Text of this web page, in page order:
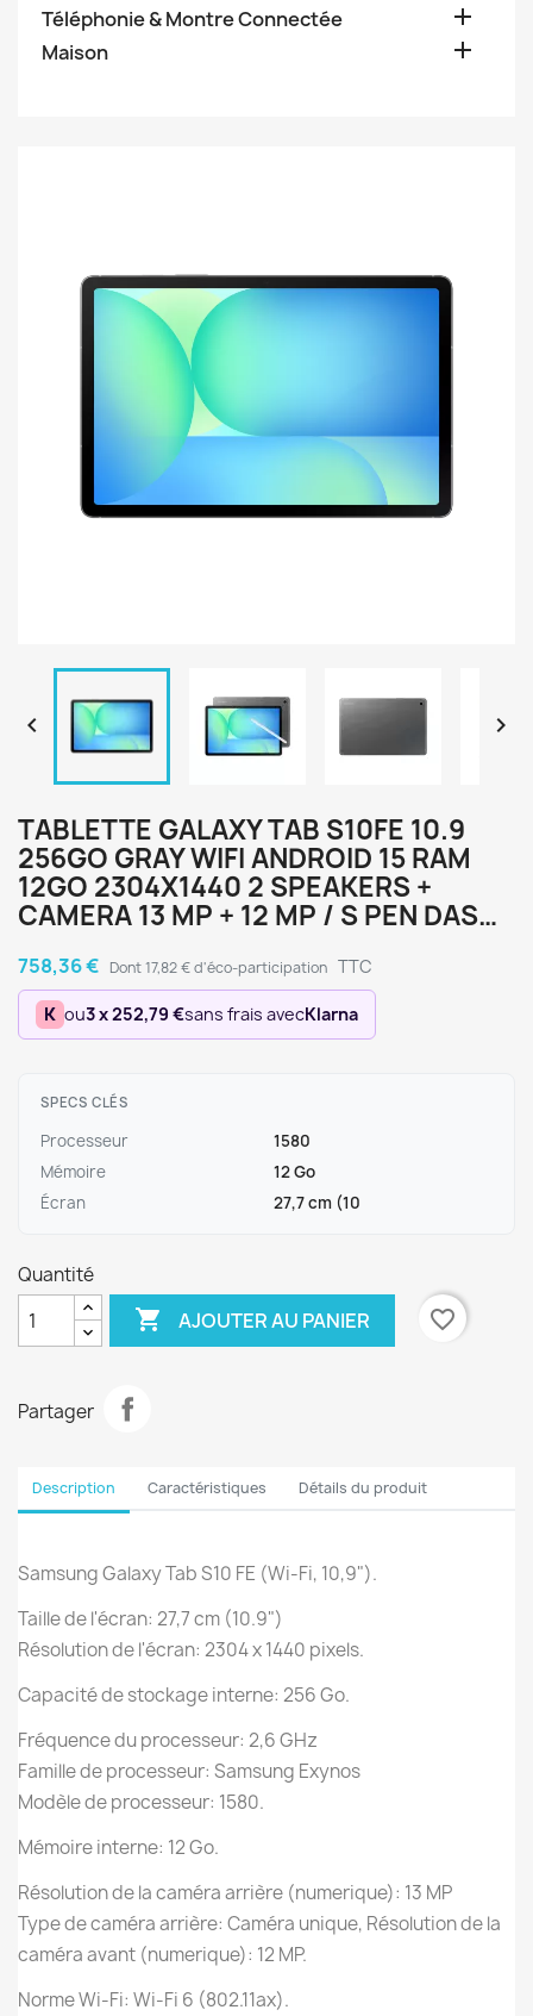
Téléphonie & Montre Connectée 
Maison 
 
TABLETTE GALAXY TAB S10FE 10.9
256GO GRAY WIFI ANDROID 15 RAM
12GO 2304X1440 2 SPEAKERS +
CAMERA 13 MP + 12 MP / S PEN DAS…
758,36 € Dont 17,82 € d'éco-participation TTC
K ou3 x 252,79 €sans frais avecKlarna
SPECS CLÉS
Processeur
1580
Mémoire
12 Go
Écran
27,7 cm (10
Quantité
 AJOUTER AU PANIER favorite_border
Partager
Description Caractéristiques Détails du produit
Samsung Galaxy Tab S10 FE (Wi-Fi, 10,9").
Taille de l'écran: 27,7 cm (10.9")
Résolution de l'écran: 2304 x 1440 pixels.
Capacité de stockage interne: 256 Go.
Fréquence du processeur: 2,6 GHz
Famille de processeur: Samsung Exynos
Modèle de processeur: 1580.
Mémoire interne: 12 Go.
Résolution de la caméra arrière (numerique): 13 MP
Type de caméra arrière: Caméra unique, Résolution de la
caméra avant (numerique): 12 MP.
Norme Wi-Fi: Wi-Fi 6 (802.11ax).